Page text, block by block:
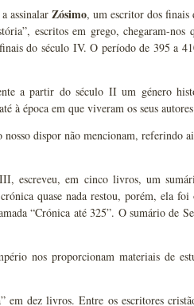
assinalar Zósimo, um escritor dos
escritos em grego, chegaram-nos
finais do século IV. O período de 395 a
a partir do século II um género
à época em que viveram os seus
dispor não mencionam, referindo
escreveu, em cinco livros, um
quase nada restou, porém, ela
“Crónica até 325”. O sumário de
nos proporcionam materiais de
em dez livros. Entre os escritores